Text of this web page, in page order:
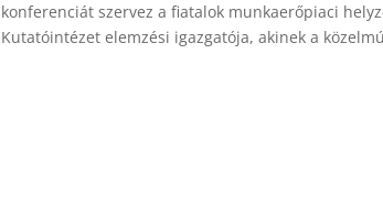
konferenciát szervez a fiatalok munkaerőpiaci
Kutatóintézet elemzési igazgatója, akinek a